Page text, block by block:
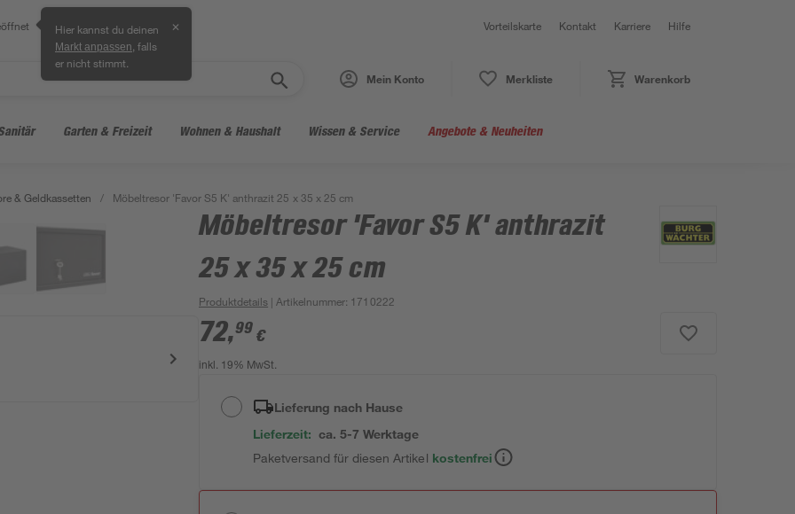
Hier kannst du deinen
Markt anpassen , falls
er nicht stimmt.
✕ Vorteilskarte Kontakt Karriere Hilfe
Mein Konto Merkliste Warenkorb
Garten & Freizeit Wohnen & Haushalt Wissen & Service Angebote & Neuheiten
& Geldkassetten / Möbeltresor 'Favor S5 K' anthrazit 25 x 35 x 25 cm
Möbeltresor 'Favor S5 K' anthrazit
25 x 35 x 25 cm
Produktdetails | Artikelnummer: 1710222
72,99 €
inkl. 19% MwSt.
Lieferung nach Hause
Lieferzeit: ca. 5-7 Werktage
Paketversand für diesen Artikel kostenfrei